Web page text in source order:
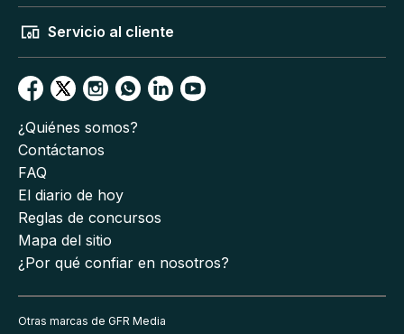
Servicio al cliente
¿Quiénes somos?
Contáctanos
FAQ
El diario de hoy
Reglas de concursos
Mapa del sitio
¿Por qué confiar en nosotros?
Otras marcas de GFR Media